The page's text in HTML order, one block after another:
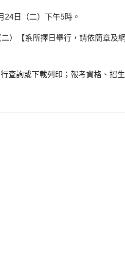
24 日（二）下午5時。
二）【系所擇日舉行，請依簡章及
查詢或下載列印；報考資格、招